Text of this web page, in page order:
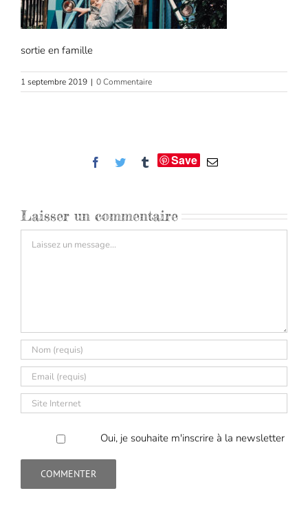
sortie en famille
1 septembre 2019 | 0 Commentaire
Facebook
Twitter TumblrSave Email
Laisser un commentaire
Oui, je souhaite m'inscrire à la newsletter